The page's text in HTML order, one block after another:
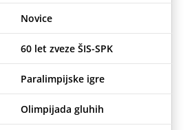
Novice
60 let zveze ŠIS-SPK
Paralimpijske igre
Olimpijada gluhih